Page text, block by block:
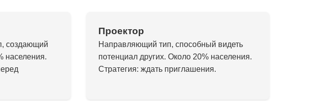
создающий
населения.
Проектор
Направляющий тип, способный видеть
потенциал других. Около 20% населения.
Стратегия: ждать приглашения.